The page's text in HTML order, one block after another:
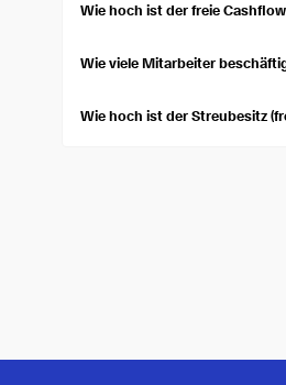
68,36 Mrd. $. Das EBITDA
Wie hoch ist der freie
Mittelabflüsse zur
Wie viele Mitarbeiter
Wie hoch ist der Streubesitz